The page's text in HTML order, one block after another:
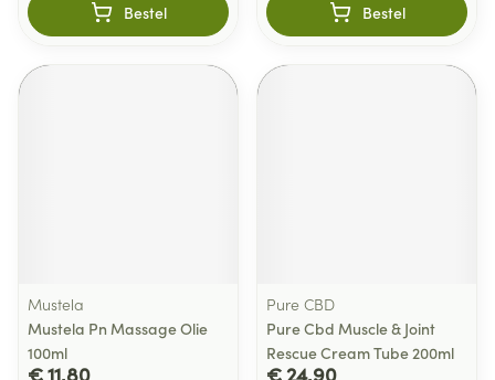
Bestel Bestel
Mustela
Mustela Pn Massage Olie
100ml
€ 11,80
Pure CBD
Pure Cbd Muscle & Joint
Rescue Cream Tube 200ml
€ 24,90